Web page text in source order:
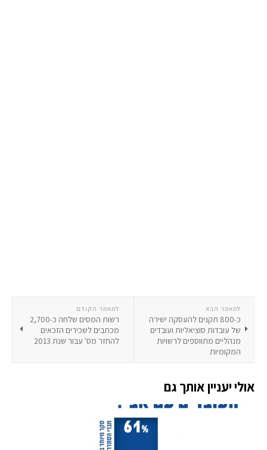
למאמר הקודם
רשות המסים שלחה כ-2,700
מכתבים לשכירים הזכאים
להחזר מס' עבור שנת 2013
למאמר הבא
כ-800 תקנים להעסקה ישירה
של עובדות סוציאליות ועובדים
מנהליים מתווספים לרשויות
המקומיות
אולי יעניין אותך גם